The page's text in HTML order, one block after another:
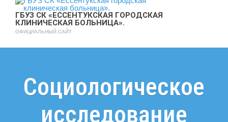
ГБУЗ СК «ЕССЕНТУКСКАЯ ГОРОДСКАЯ
КЛИНИЧЕСКАЯ БОЛЬНИЦА».
ОФИЦИАЛЬНЫЙ САЙТ
Социологическое
исследование